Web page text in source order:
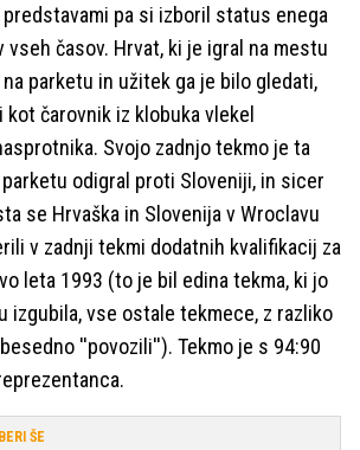
pa si izboril status enega
vseh časov. Hrvat, ki je igral na mestu
parketu in užitek ga je bilo gledati,
kot čarovnik iz klobuka vlekel
Svojo zadnjo tekmo je ta
odigral proti Sloveniji, in sicer
se Hrvaška in Slovenija v Wroclavu
v zadnji tekmi dodatnih kvalifikacij za
leta 1993 (to je bil edina tekma, ki jo
izgubila, vse ostale tekmece, z razliko
''povozili''). Tekmo je s 94:90
ŠE